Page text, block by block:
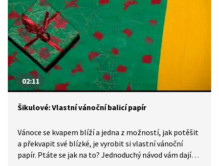
02:11
Šikulové: Vlastní vánoční balicí papír
Vánoce se kvapem blíží a jedna z možností, jak potěšit
a překvapit své blízké, je vyrobit si vlastní vánoční
papír. Ptáte se jak na to? Jednoduchý návod vám dají